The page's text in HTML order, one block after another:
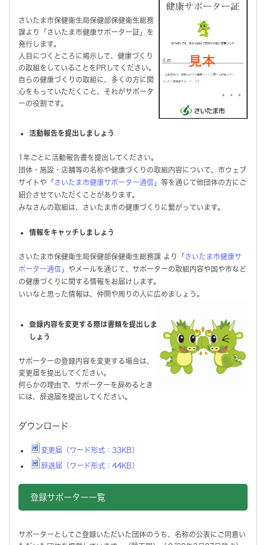
さいたま市保健衛生局保健部保健衛生総務
課より「さいたま市健康サポーター証」を
発行します。
人目につくところに掲示して、健康づくり
の取組をしていることをPRしてください。
自らの健康づくりの取組に、多くの方に関
心をもっていただくこと、それがサポータ
ーの役割です。
活動報告を提出しましょう
1年ごとに活動報告書を提出してください。
団体・施設・店舗等の名称や健康づくりの取組内容について、市ウェブ
サイトや「 さいたま市健康サポーター通信 」等を通じて他団体の方にご
紹介させていただくことがあります。
みなさんの取組は、さいたま市の健康づくりに繋がっています。
情報をキャッチしましょう
さいたま市保健衛生局保健部保健衛生総務課 より「 さいたま市健康サ
ポーター通信 」やメールを通じて、サポーターの取組内容や国や市など
の健康づくりに関する情報をお届けします。
いいなと思った情報は、仲間や周りの人に広めましょう。
登録内容を変更する際は書類を提出しま
しょう
サポーターの登録内容を変更する場合は、
変更届を提出してください。
何らかの理由で、サポーターを辞めるとき
には、辞退届を提出してください。
ダウンロード
変更届（ワード形式：33KB）
辞退届（ワード形式：44KB）
登録サポーター一覧
サポーターとしてご登録いただいた団体のうち、名称の公表にご同意い